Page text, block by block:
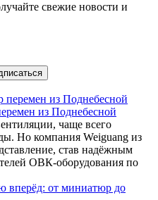
свежие новости и
из Поднебесной
чаще всего
Но компания Weiguang из
став надёжным
ОВК-оборудования по